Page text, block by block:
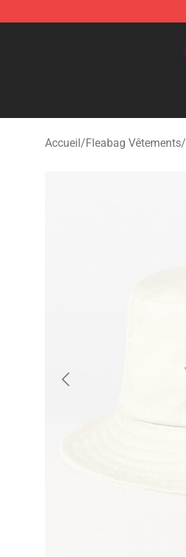
Accueil/Fleabag Vêtements/